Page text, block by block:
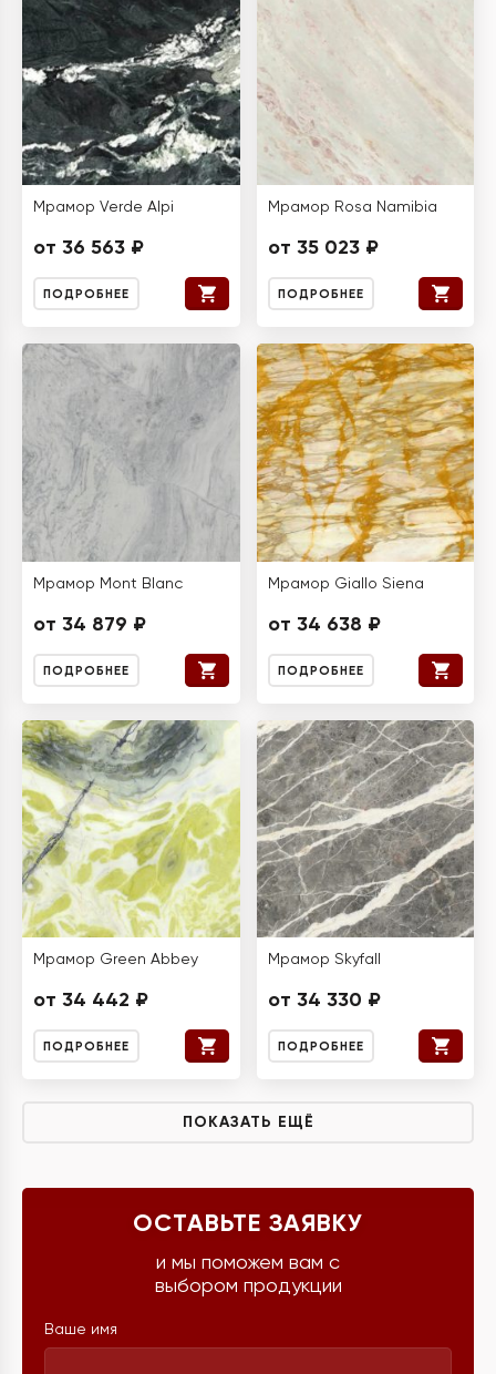
Мрамор Verde Alpi
от 36 563 ₽
ПОДРОБНЕЕ
Мрамор Rosa Namibia
от 35 023 ₽
ПОДРОБНЕЕ
Мрамор Mont Blanc
от 34 879 ₽
ПОДРОБНЕЕ
Мрамор Giallo Siena
от 34 638 ₽
ПОДРОБНЕЕ
Мрамор Green Abbey
от 34 442 ₽
ПОДРОБНЕЕ
Мрамор Skyfall
от 34 330 ₽
ПОДРОБНЕЕ
ПОКАЗАТЬ ЕЩЁ
ОСТАВЬТЕ ЗАЯВКУ
и мы поможем вам с
выбором продукции
Ваше имя